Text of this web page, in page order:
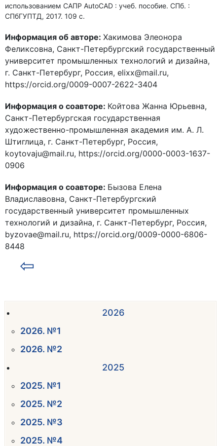
использованием САПР AutoCAD : учеб. пособие. СПб. :
СПбГУПТД, 2017. 109 c.
Информация об авторе: Хакимова Элеонора
Феликсовна, Санкт-Петербургский государственный
университет промышленных технологий и дизайна,
г. Санкт-Петербург, Россия, elixx@mail.ru,
https://orcid.org/0009-0007-2622-3404
Информация о соавторе: Койтова Жанна Юрьевна,
Санкт-Петербургская государственная
художественно-промышленная академия им. А. Л.
Штиглица, г. Санкт-Петербург, Россия,
koytovaju@mail.ru, https://orcid.org/0000-0003-1637-
0906
Информация о соавторе: Бызова Елена
Владиславовна, Санкт-Петербургский
государственный университет промышленных
технологий и дизайна, г. Санкт-Петербург, Россия,
byzovae@mail.ru, https://orcid.org/0009-0000-6806-
8448
⇦
2026
2026. №1
2026. №2
2025
2025. №1
2025. №2
2025. №3
2025. №4